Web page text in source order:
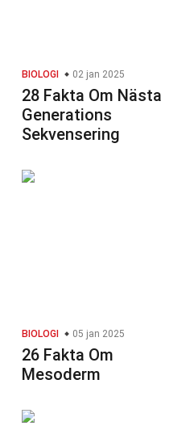
BIOLOGI 02 jan 2025
28 Fakta Om Nästa
Generations
Sekvensering
BIOLOGI 05 jan 2025
26 Fakta Om
Mesoderm